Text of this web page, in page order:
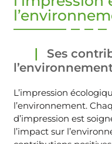
Ses
L’impression
l’environnement.
d’impression est
l’impact sur